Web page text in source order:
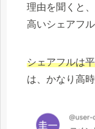
理由を聞くと、
高いシェアフ
シェアフルは
は、かなり高時